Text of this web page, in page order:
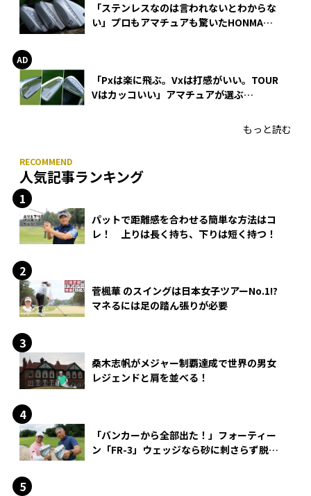
「ステンレスなのは言われないとわからな
い」プロもアマチュアも驚いたHONMA
「Pxは楽に飛ぶ。Vxは打感がいい。TOUR
Vはカッコいい」アマチュアが選ぶ
もっと読む
人気記事ランキング
パットで距離感を合わせる簡単な方法はコ
レ！ 上りは長く持ち、下りは短く持つ！
菅楓華 のスイングは日本女子ツアーNo.1!?
マネるには足の踏ん張りが必要
桑木志帆がメジャー制覇達成で世界の男女
レジェンドと肩を並べる！
「バンカーから全部出た！」フォーティー
ン「FR-3」ウェッジなら砂に刺さらず脱出